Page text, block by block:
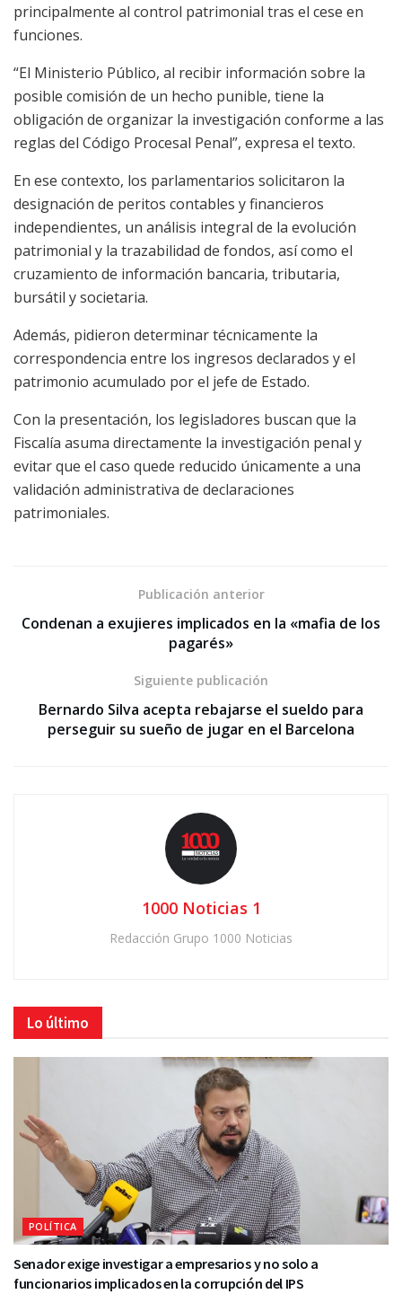
principalmente al control patrimonial tras el cese en
funciones.
“El Ministerio Público, al recibir información sobre la
posible comisión de un hecho punible, tiene la
obligación de organizar la investigación conforme a las
reglas del Código Procesal Penal”, expresa el texto.
En ese contexto, los parlamentarios solicitaron la
designación de peritos contables y financieros
independientes, un análisis integral de la evolución
patrimonial y la trazabilidad de fondos, así como el
cruzamiento de información bancaria, tributaria,
bursátil y societaria.
Además, pidieron determinar técnicamente la
correspondencia entre los ingresos declarados y el
patrimonio acumulado por el jefe de Estado.
Con la presentación, los legisladores buscan que la
Fiscalía asuma directamente la investigación penal y
evitar que el caso quede reducido únicamente a una
validación administrativa de declaraciones
patrimoniales.
Publicación anterior
Condenan a exujieres implicados en la «mafia de los
pagarés»
Siguiente publicación
Bernardo Silva acepta rebajarse el sueldo para
perseguir su sueño de jugar en el Barcelona
1000 Noticias 1
Redacción Grupo 1000 Noticias
Lo último
POLÍTICA
Senador exige investigar a empresarios y no solo a
funcionarios implicados en la corrupción del IPS